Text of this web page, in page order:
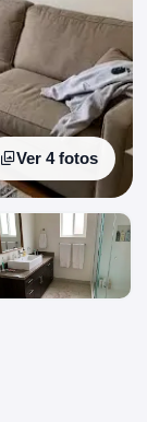
Ver 4 fotos